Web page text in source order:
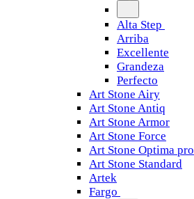
Alta Step
Arriba
Excellente
Grandeza
Perfecto
Art Stone Airy
Art Stone Antiq
Art Stone Armor
Art Stone Force
Art Stone Optima pro
Art Stone Standard
Artek
Fargo